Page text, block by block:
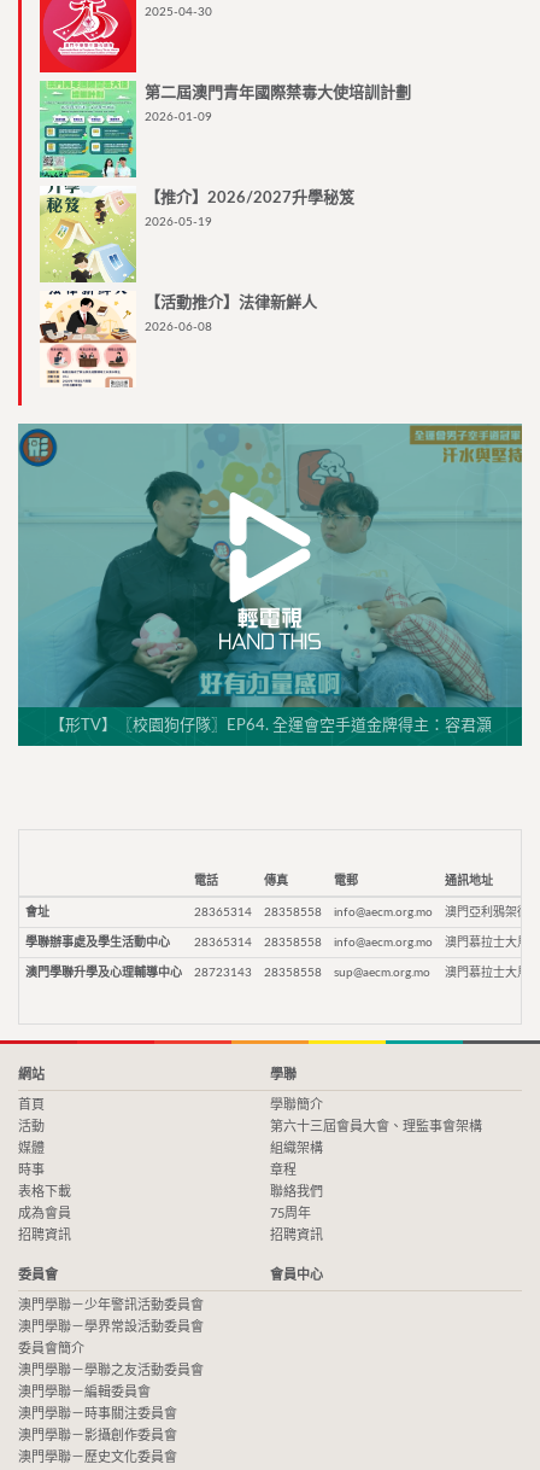
2025-04-30
第二屆澳門青年國際禁毒大使培訓計劃
2026-01-09
【推介】2026/2027升學秘笈
2026-05-19
【活動推介】法律新鮮人
2026-06-08
【形TV】〖校園狗仔隊〗EP64. 全運會空手道金牌得主：容君灝
電話 傳真 電郵 通訊地址
會址 28365314 28358558 info@aecm.org.mo 澳門亞利鴉架街9
學聯辦事處及學生活動中心 28365314 28358558 info@aecm.org.mo 澳門慕拉士大馬
澳門學聯升學及心理輔導中心 28723143 28358558 sup@aecm.org.mo 澳門慕拉士大馬
網站
首頁
活動
媒體
時事
表格下載
成為會員
招聘資訊
學聯
學聯簡介
第六十三屆會員大會、理監事會架構
組織架構
章程
聯絡我們
75周年
招聘資訊
委員會
澳門學聯－少年警訊活動委員會
澳門學聯－學界常設活動委員會
委員會簡介
澳門學聯－學聯之友活動委員會
澳門學聯－編輯委員會
澳門學聯－時事關注委員會
澳門學聯－影攝創作委員會
澳門學聯－歷史文化委員會
會員中心